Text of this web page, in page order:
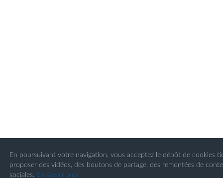
En poursuivant votre navigation, vous acceptez le dépôt de cookies
proposer des vidéos, des boutons de partage, des remontées de
sociales. En savoir plus